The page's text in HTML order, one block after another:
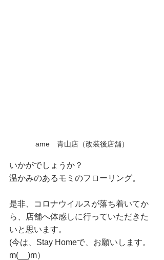
ame　青山店（改装後店舗）
いかがでしょうか？
温かみのあるモミのフローリング。
是非、コロナウイルスが落ち着いてか
ら、店舗へ体感しに行っていただきた
いと思います。
(今は、Stay Homeで、お願いします。
m(__)m）